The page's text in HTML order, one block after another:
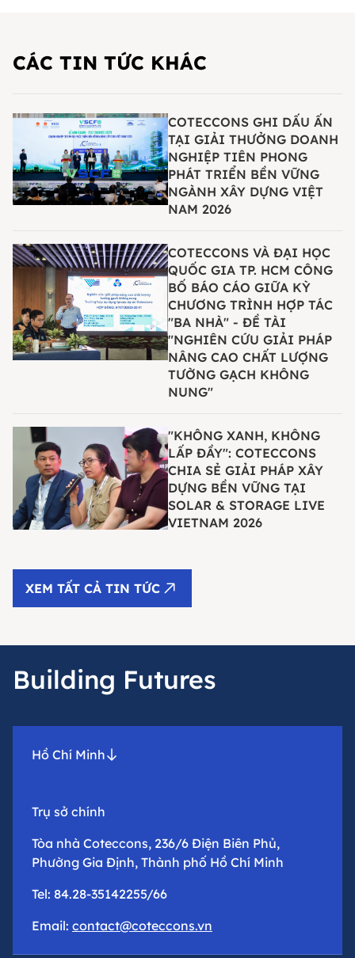
CÁC TIN TỨC KHÁC
XEM TẤT CẢ TIN TỨC
COTECCONS GHI DẤU ẤN
TẠI GIẢI THƯỞNG DOANH
NGHIỆP TIÊN PHONG
PHÁT TRIỂN BỀN VỮNG
NGÀNH XÂY DỰNG VIỆT
NAM 2026
COTECCONS VÀ ĐẠI HỌC
QUỐC GIA TP. HCM CÔNG
BỐ BÁO CÁO GIỮA KỲ
CHƯƠNG TRÌNH HỢP TÁC
"BA NHÀ" - ĐỀ TÀI
"NGHIÊN CỨU GIẢI PHÁP
NÂNG CAO CHẤT LƯỢNG
TƯỜNG GẠCH KHÔNG
NUNG"
"KHÔNG XANH, KHÔNG
LẤP ĐẦY": COTECCONS
CHIA SẺ GIẢI PHÁP XÂY
DỰNG BỀN VỮNG TẠI
SOLAR & STORAGE LIVE
VIETNAM 2026
Building Futures
Hồ Chí Minh
Trụ sở chính
Tòa nhà Coteccons, 236/6 Điện Biên Phủ,
Phường Gia Định, Thành phố Hồ Chí Minh
Tel: 84.28-35142255/66
Email: contact@coteccons.vn